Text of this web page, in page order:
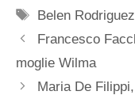
Tag
Belen Rodriguez
Francesco
moglie Wilma
Maria De